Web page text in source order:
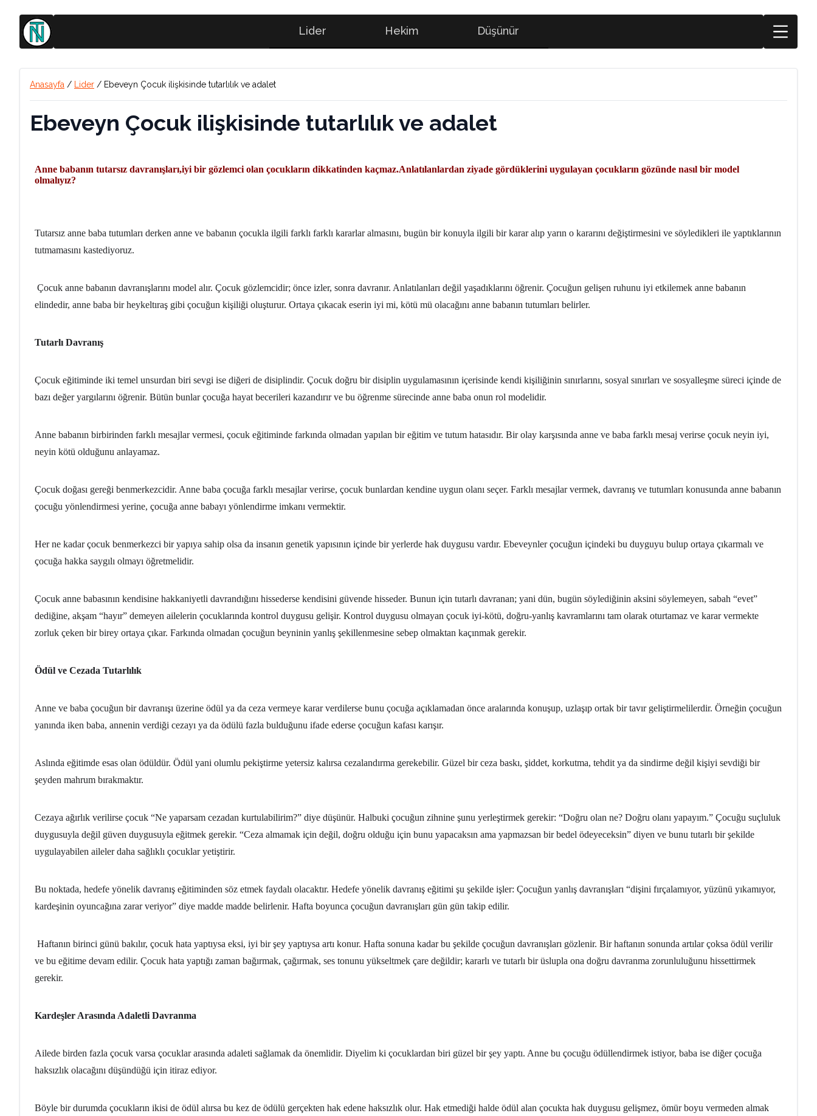
Lider Hekim Düşünür
Anasayfa / Lider / Ebeveyn Çocuk ilişkisinde tutarlılık ve adalet
Ebeveyn Çocuk ilişkisinde tutarlılık ve adalet
Anne babanın tutarsız davranışları,iyi bir gözlemci olan çocukların dikkatinden kaçmaz.Anlatılanlardan ziyade gördüklerini uygulayan çocukların gözünde nasıl bir model
olmalıyız?
Tutarsız anne baba tutumları derken anne ve babanın çocukla ilgili farklı farklı kararlar almasını, bugün bir konuyla ilgili bir karar alıp yarın o kararını değiştirmesini ve söyledikleri ile yaptıklarının
tutmamasını kastediyoruz.
Çocuk anne babanın davranışlarını model alır. Çocuk gözlemcidir; önce izler, sonra davranır. Anlatılanları değil yaşadıklarını öğrenir. Çocuğun gelişen ruhunu iyi etkilemek anne babanın
elindedir, anne baba bir heykeltıraş gibi çocuğun kişiliği oluşturur. Ortaya çıkacak eserin iyi mi, kötü mü olacağını anne babanın tutumları belirler.
Tutarlı Davranış
Çocuk eğitiminde iki temel unsurdan biri sevgi ise diğeri de disiplindir. Çocuk doğru bir disiplin uygulamasının içerisinde kendi kişiliğinin sınırlarını, sosyal sınırları ve sosyalleşme süreci içinde de
bazı değer yargılarını öğrenir. Bütün bunlar çocuğa hayat becerileri kazandırır ve bu öğrenme sürecinde anne baba onun rol modelidir.
Anne babanın birbirinden farklı mesajlar vermesi, çocuk eğitiminde farkında olmadan yapılan bir eğitim ve tutum hatasıdır. Bir olay karşısında anne ve baba farklı mesaj verirse çocuk neyin iyi,
neyin kötü olduğunu anlayamaz.
Çocuk doğası gereği benmerkezcidir. Anne baba çocuğa farklı mesajlar verirse, çocuk bunlardan kendine uygun olanı seçer. Farklı mesajlar vermek, davranış ve tutumları konusunda anne babanın
çocuğu yönlendirmesi yerine, çocuğa anne babayı yönlendirme imkanı vermektir.
Her ne kadar çocuk benmerkezci bir yapıya sahip olsa da insanın genetik yapısının içinde bir yerlerde hak duygusu vardır. Ebeveynler çocuğun içindeki bu duyguyu bulup ortaya çıkarmalı ve
çocuğa hakka saygılı olmayı öğretmelidir.
Çocuk anne babasının kendisine hakkaniyetli davrandığını hissederse kendisini güvende hisseder. Bunun için tutarlı davranan; yani dün, bugün söylediğinin aksini söylemeyen, sabah “evet”
dediğine, akşam “hayır” demeyen ailelerin çocuklarında kontrol duygusu gelişir. Kontrol duygusu olmayan çocuk iyi-kötü, doğru-yanlış kavramlarını tam olarak oturtamaz ve karar vermekte
zorluk çeken bir birey ortaya çıkar. Farkında olmadan çocuğun beyninin yanlış şekillenmesine sebep olmaktan kaçınmak gerekir.
Ödül ve Cezada Tutarlılık
Anne ve baba çocuğun bir davranışı üzerine ödül ya da ceza vermeye karar verdilerse bunu çocuğa açıklamadan önce aralarında konuşup, uzlaşıp ortak bir tavır geliştirmelilerdir. Örneğin çocuğun
yanında iken baba, annenin verdiği cezayı ya da ödülü fazla bulduğunu ifade ederse çocuğun kafası karışır.
Aslında eğitimde esas olan ödüldür. Ödül yani olumlu pekiştirme yetersiz kalırsa cezalandırma gerekebilir. Güzel bir ceza baskı, şiddet, korkutma, tehdit ya da sindirme değil kişiyi sevdiği bir
şeyden mahrum bırakmaktır.
Cezaya ağırlık verilirse çocuk “Ne yaparsam cezadan kurtulabilirim?” diye düşünür. Halbuki çocuğun zihnine şunu yerleştirmek gerekir: “Doğru olan ne? Doğru olanı yapayım.” Çocuğu suçluluk
duygusuyla değil güven duygusuyla eğitmek gerekir. “Ceza almamak için değil, doğru olduğu için bunu yapacaksın ama yapmazsan bir bedel ödeyeceksin” diyen ve bunu tutarlı bir şekilde
uygulayabilen aileler daha sağlıklı çocuklar yetiştirir.
Bu noktada, hedefe yönelik davranış eğitiminden söz etmek faydalı olacaktır. Hedefe yönelik davranış eğitimi şu şekilde işler: Çocuğun yanlış davranışları “dişini fırçalamıyor, yüzünü yıkamıyor,
kardeşinin oyuncağına zarar veriyor” diye madde madde belirlenir. Hafta boyunca çocuğun davranışları gün gün takip edilir.
Haftanın birinci günü bakılır, çocuk hata yaptıysa eksi, iyi bir şey yaptıysa artı konur. Hafta sonuna kadar bu şekilde çocuğun davranışları gözlenir. Bir haftanın sonunda artılar çoksa ödül verilir
ve bu eğitime devam edilir. Çocuk hata yaptığı zaman bağırmak, çağırmak, ses tonunu yükseltmek çare değildir; kararlı ve tutarlı bir üslupla ona doğru davranma zorunluluğunu hissettirmek
gerekir.
Kardeşler Arasında Adaletli Davranma
Ailede birden fazla çocuk varsa çocuklar arasında adaleti sağlamak da önemlidir. Diyelim ki çocuklardan biri güzel bir şey yaptı. Anne bu çocuğu ödüllendirmek istiyor, baba ise diğer çocuğa
haksızlık olacağını düşündüğü için itiraz ediyor.
Böyle bir durumda çocukların ikisi de ödül alırsa bu kez de ödülü gerçekten hak edene haksızlık olur. Hak etmediği halde ödül alan çocukta hak duygusu gelişmez, ömür boyu vermeden almak